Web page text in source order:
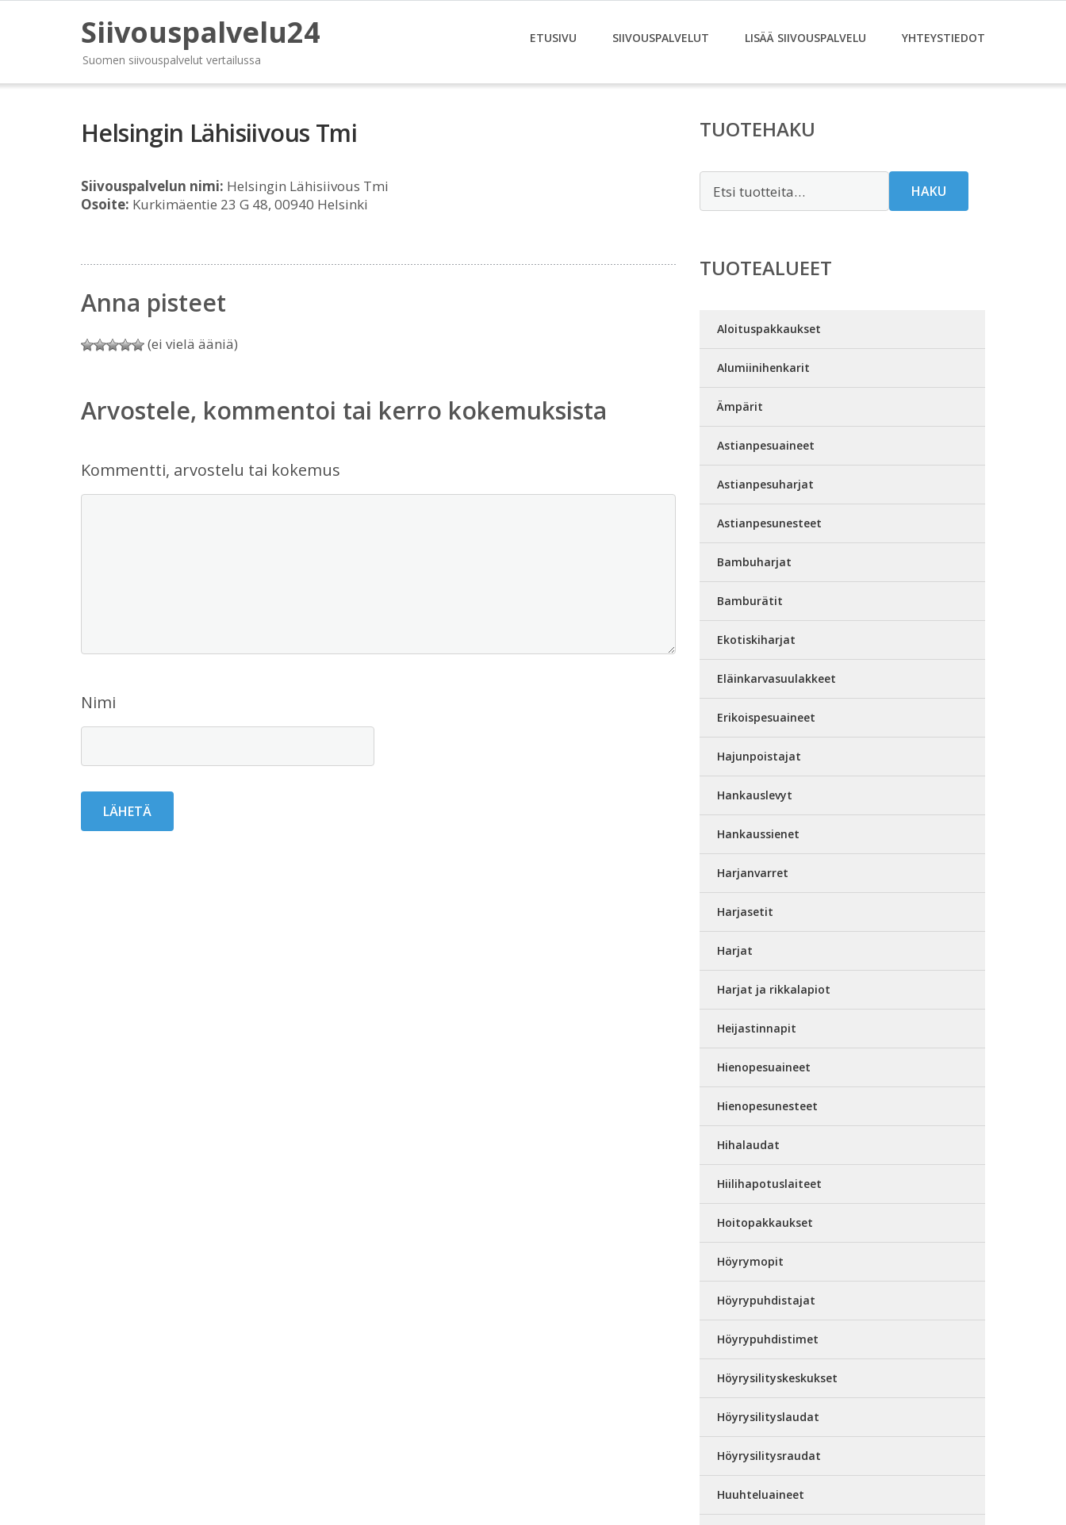
Siivouspalvelu24
Suomen siivouspalvelut vertailussa
ETUSIVU SIIVOUSPALVELUT LISÄÄ SIIVOUSPALVELU YHTEYSTIEDOT
Helsingin Lähisiivous Tmi
Siivouspalvelun nimi: Helsingin Lähisiivous Tmi
Osoite: Kurkimäentie 23 G 48, 00940 Helsinki
Anna pisteet
(ei vielä ääniä)
Arvostele, kommentoi tai kerro kokemuksista
Kommentti, arvostelu tai kokemus
Nimi
TUOTEHAKU
HAKU
TUOTEALUEET
Aloituspakkaukset
Alumiinihenkarit
Ämpärit
Astianpesuaineet
Astianpesuharjat
Astianpesunesteet
Bambuharjat
Bamburätit
Ekotiskiharjat
Eläinkarvasuulakkeet
Erikoispesuaineet
Hajunpoistajat
Hankauslevyt
Hankaussienet
Harjanvarret
Harjasetit
Harjat
Harjat ja rikkalapiot
Heijastinnapit
Hienopesuaineet
Hienopesunesteet
Hihalaudat
Hiilihapotuslaiteet
Hoitopakkaukset
Höyrymopit
Höyrypuhdistajat
Höyrypuhdistimet
Höyrysilityskeskukset
Höyrysilityslaudat
Höyrysilitysraudat
Huuhteluaineet